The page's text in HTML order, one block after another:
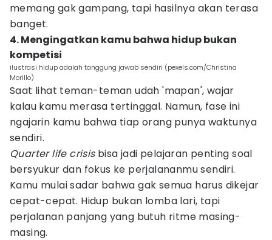
memang gak gampang, tapi hasilnya akan terasa
banget.
4. Mengingatkan kamu bahwa hidup bukan
kompetisi
ilustrasi hidup adalah tanggung jawab sendiri (pexels.com/Christina
Morillo)
Saat lihat teman-teman udah 'mapan', wajar
kalau kamu merasa tertinggal. Namun, fase ini
ngajarin kamu bahwa tiap orang punya waktunya
sendiri.
Quarter life crisisbisa jadi pelajaran penting soal
bersyukur dan fokus ke perjalananmu sendiri.
Kamu mulai sadar bahwa gak semua harus dikejar
cepat-cepat. Hidup bukan lomba lari, tapi
perjalanan panjang yang butuh ritme masing-
masing.